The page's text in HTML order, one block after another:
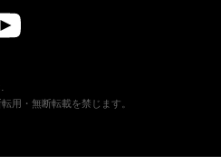
用・無断転載を禁じます。